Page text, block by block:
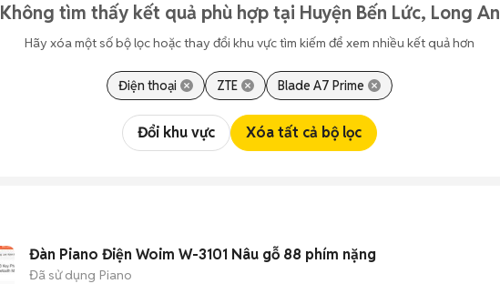
Không tìm thấy kết quả phù hợp tại Huyện Bến Lức, Long An
Hãy xóa một số bộ lọc hoặc thay đổi khu vực tìm kiếm để xem nhiều kết quả hơn
Điện thoại ZTE Blade A7 Prime
Đổi khu vực Xóa tất cả bộ lọc
Đàn Piano Điện Woim W-3101 Nâu gỗ 88 phím nặng
Đã sử dụng Piano